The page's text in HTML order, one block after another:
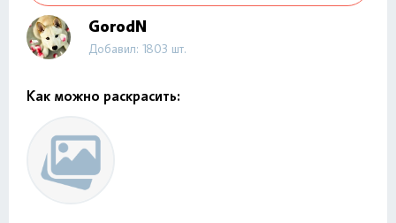
GorodN
Добавил: 1803 шт.
Как можно раскрасить: